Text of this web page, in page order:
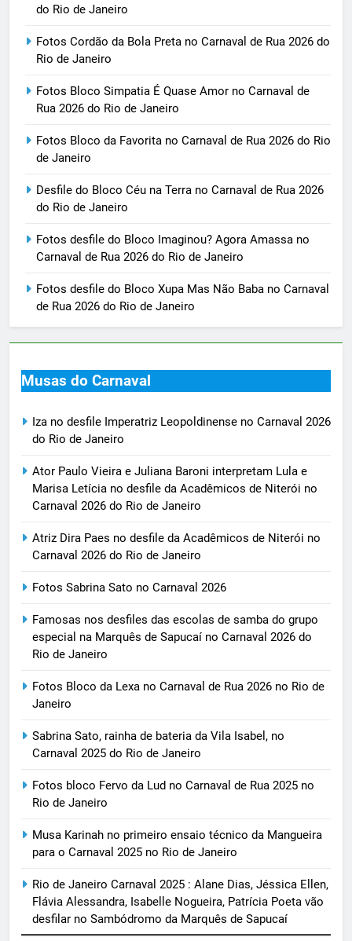
do Rio de Janeiro
Fotos Cordão da Bola Preta no Carnaval de Rua 2026 do
Rio de Janeiro
Fotos Bloco Simpatia É Quase Amor no Carnaval de
Rua 2026 do Rio de Janeiro
Fotos Bloco da Favorita no Carnaval de Rua 2026 do Rio
de Janeiro
Desfile do Bloco Céu na Terra no Carnaval de Rua 2026
do Rio de Janeiro
Fotos desfile do Bloco Imaginou? Agora Amassa no
Carnaval de Rua 2026 do Rio de Janeiro
Fotos desfile do Bloco Xupa Mas Não Baba no Carnaval
de Rua 2026 do Rio de Janeiro
Musas do Carnaval
Iza no desfile Imperatriz Leopoldinense no Carnaval 2026
do Rio de Janeiro
Ator Paulo Vieira e Juliana Baroni interpretam Lula e
Marisa Letícia no desfile da Acadêmicos de Niterói no
Carnaval 2026 do Rio de Janeiro
Atriz Dira Paes no desfile da Acadêmicos de Niterói no
Carnaval 2026 do Rio de Janeiro
Fotos Sabrina Sato no Carnaval 2026
Famosas nos desfiles das escolas de samba do grupo
especial na Marquês de Sapucaí no Carnaval 2026 do
Rio de Janeiro
Fotos Bloco da Lexa no Carnaval de Rua 2026 no Rio de
Janeiro
Sabrina Sato, rainha de bateria da Vila Isabel, no
Carnaval 2025 do Rio de Janeiro
Fotos bloco Fervo da Lud no Carnaval de Rua 2025 no
Rio de Janeiro
Musa Karinah no primeiro ensaio técnico da Mangueira
para o Carnaval 2025 no Rio de Janeiro
Rio de Janeiro Carnaval 2025 : Alane Dias, Jéssica Ellen,
Flávia Alessandra, Isabelle Nogueira, Patrícia Poeta vão
desfilar no Sambódromo da Marquês de Sapucaí